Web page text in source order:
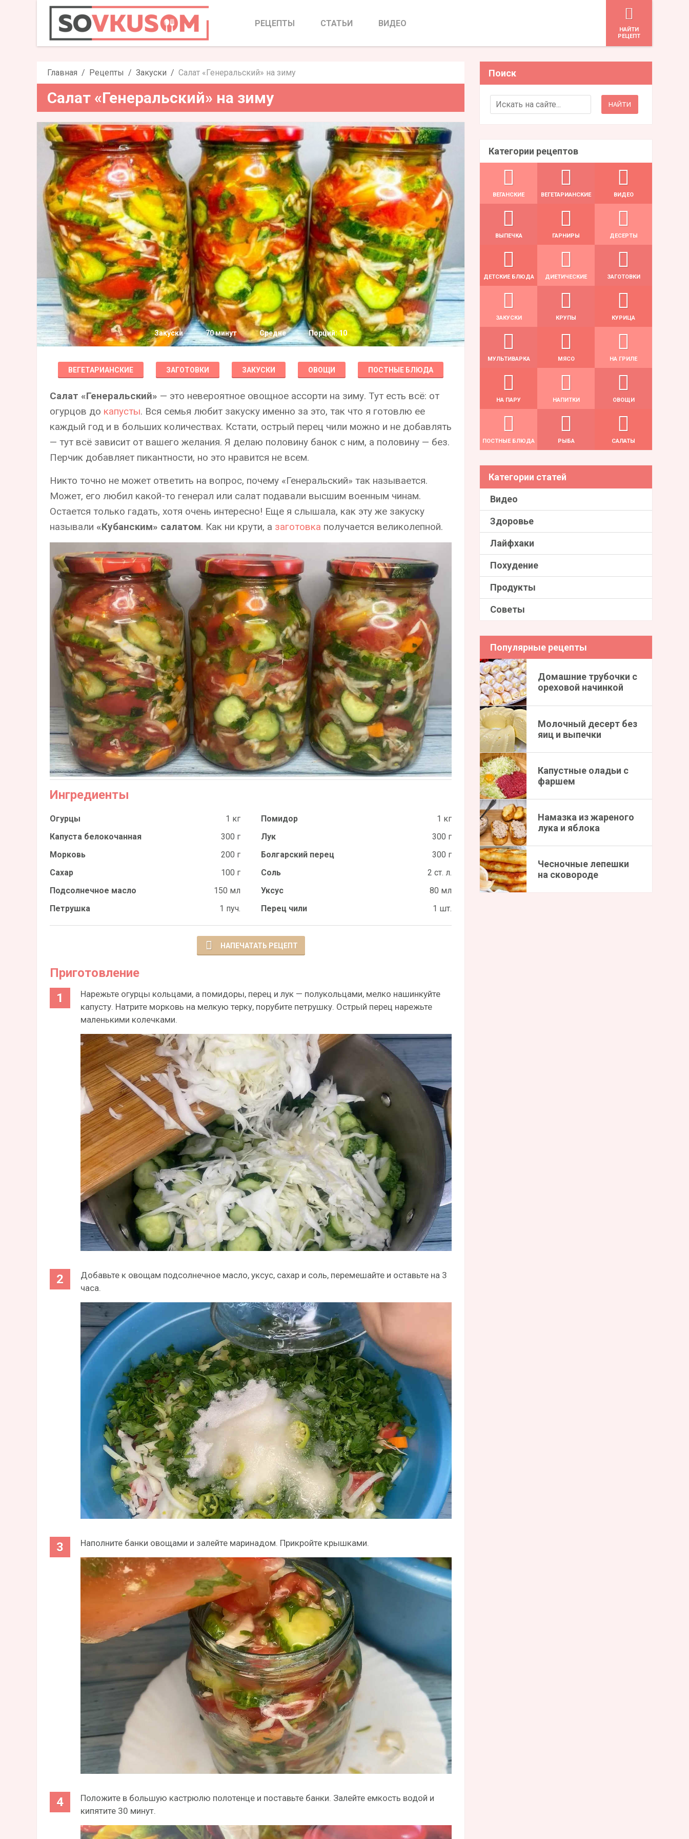
Салат «Генеральский» на зиму
РЕЦЕПТЫ СТАТЬИ ВИДЕО
HАЙТИ
РЕЦЕПТ
Главная Рецепты Закуски Салат «Генеральский» на зиму
Салат «Генеральский» на зиму
Закуски 70 минут Средне Порций: 10
ВЕГЕТАРИАНСКИЕ ЗАГОТОВКИ ЗАКУСКИ ОВОЩИ ПОСТНЫЕ БЛЮДА
Салат «Генеральский» — это невероятное овощное ассорти на зиму. Тут есть всё: от
огурцов до капусты. Вся семья любит закуску именно за это, так что я готовлю ее
каждый год и в больших количествах. Кстати, острый перец чили можно и не добавлять
— тут всё зависит от вашего желания. Я делаю половину банок с ним, а половину — без.
Перчик добавляет пикантности, но это нравится не всем.
Никто точно не может ответить на вопрос, почему «Генеральский» так называется.
Может, его любил какой-то генерал или салат подавали высшим военным чинам.
Остается только гадать, хотя очень интересно! Еще я слышала, как эту же закуску
называли «Кубанским» салатом. Как ни крути, а заготовка получается великолепной.
Ингредиенты
Огурцы 1 кг Помидор
1 кг
Капуста белокочанная
300 г Лук
300 г
Морковь
200 г Болгарский перец
300 г
Сахар
100 г Соль
2 ст. л.
Подсолнечное масло
150 мл Уксус
80 мл
Петрушка
1 пуч. Перец чили 1 шт.
НАПЕЧАТАТЬ РЕЦЕПТ
Приготовление
Нарежьте огурцы кольцами, а помидоры, перец и лук — полукольцами, мелко нашинкуйте
капусту. Натрите морковь на мелкую терку, порубите петрушку. Острый перец нарежьте
маленькими колечками.
Добавьте к овощам подсолнечное масло, уксус, сахар и соль, перемешайте и оставьте на 3
часа.
Наполните банки овощами и залейте маринадом. Прикройте крышками.
Положите в большую кастрюлю полотенце и поставьте банки. Залейте емкость водой и
кипятите 30 минут.
Поиск
Search for:
Категории рецептов
ВЕГАНСКИЕ ВЕГЕТАРИАНСКИЕ ВИДЕО
ВЫПЕЧКА ГАРНИРЫ ДЕСЕРТЫ
ДЕТСКИЕ БЛЮДА ДИЕТИЧЕСКИЕ ЗАГОТОВКИ
ЗАКУСКИ КРУПЫ КУРИЦА
МУЛЬТИВАРКА МЯСО НА ГРИЛЕ
НА ПАРУ НАПИТКИ ОВОЩИ
ПОСТНЫЕ БЛЮДА РЫБА САЛАТЫ
Категории статей
Видео
Здоровье
Лайфхаки
Похудение
Продукты
Советы
Популярные рецепты
Домашние трубочки с
ореховой начинкой
Молочный десерт без
яиц и выпечки
Капустные оладьи с
фаршем
Намазка из жареного
лука и яблока
Чесночные лепешки
на сковороде